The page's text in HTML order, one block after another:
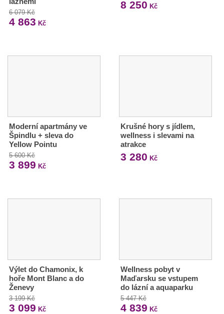
6 079 Kč
4 863 Kč
8 250 Kč
Moderní apartmány ve
Špindlu + sleva do
Yellow Pointu
5 600 Kč
3 899 Kč
Krušné hory s jídlem,
wellness i slevami na
atrakce
3 280 Kč
Výlet do Chamonix, k
hoře Mont Blanc a do
Ženevy
3 199 Kč
3 099 Kč
Wellness pobyt v
Maďarsku se vstupem
do lázní a aquaparku
5 447 Kč
4 839 Kč